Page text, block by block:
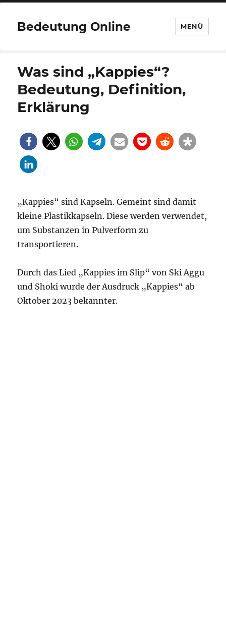
Bedeutung Online MENÜ
Was sind „Kappies“?
Bedeutung, Definition,
Erklärung
„Kappies“ sind Kapseln. Gemeint sind damit
kleine Plastikkapseln. Diese werden verwendet,
um Substanzen in Pulverform zu
transportieren.
Durch das Lied „Kappies im Slip“ von Ski Aggu
und Shoki wurde der Ausdruck „Kappies“ ab
Oktober 2023 bekannter.